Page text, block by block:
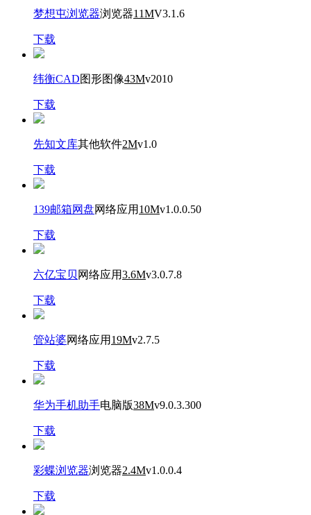
梦想屯浏览器浏览器11MV3.1.6
下载
纬衡CAD图形图像43Mv2010
下载
先知文库其他软件2Mv1.0
下载
139邮箱网盘网络应用 10Mv1.0.0.50
下载
六亿宝贝 网络应用3.6Mv3.0.7.8
下载
管站婆网络应用 19Mv2.7.5
下载
华为手机助手电脑版38Mv9.0.3.300
下载
彩蝶浏览器浏览器2.4Mv1.0.0.4
下载